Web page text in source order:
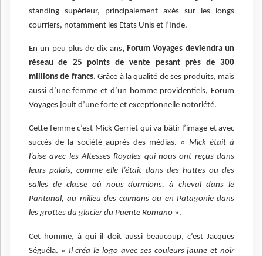
standing supérieur, principalement axés sur les longs
courriers, notamment les Etats Unis et l’Inde.
En un peu plus de dix ans, Forum Voyages deviendra un
réseau de 25 points de vente pesant près de 300
millions de francs. Grâce à la qualité de ses produits, mais
aussi d’une femme et d’un homme providentiels, Forum
Voyages jouit d’une forte et exceptionnelle notoriété.
Cette femme c’est Mick Gerriet qui va bâtir l’image et avec
succès de la société auprès des médias. « Mick était à
l’aise avec les Altesses Royales qui nous ont reçus dans
leurs palais, comme elle l’était dans des huttes ou des
salles de classe où nous dormions, à cheval dans le
Pantanal, au milieu des caïmans ou en Patagonie dans
les grottes du glacier du Puente Romano ».
Cet homme, à qui il doit aussi beaucoup, c’est Jacques
Séguéla. « Il créa le logo avec ses couleurs jaune et noir